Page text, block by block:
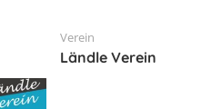
Verein
Ländle Verein